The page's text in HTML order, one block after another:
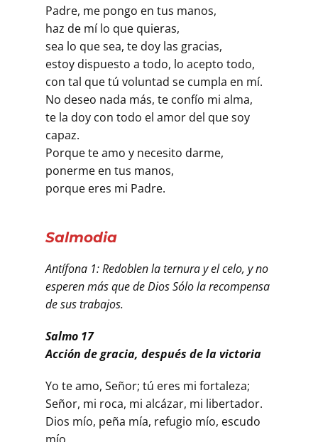
Padre, me pongo en tus manos,
haz de mí lo que quieras,
sea lo que sea, te doy las gracias,
estoy dispuesto a todo, lo acepto todo,
con tal que tú voluntad se cumpla en mí.
No deseo nada más, te confío mi alma,
te la doy con todo el amor del que soy
capaz.
Porque te amo y necesito darme,
ponerme en tus manos,
porque eres mi Padre.
Salmodia
Antífona 1: Redoblen la ternura y el celo, y no
esperen más que de Dios Sólo la recompensa
de sus trabajos.
Salmo 17
Acción de gracia, después de la victoria
Yo te amo, Señor; tú eres mi fortaleza;
Señor, mi roca, mi alcázar, mi libertador.
Dios mío, peña mía, refugio mío, escudo
mío,